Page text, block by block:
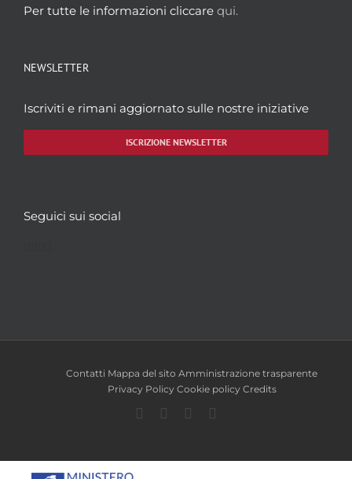
Per tutte le informazioni cliccare qui.
NEWSLETTER
Iscriviti e rimani aggiornato sulle nostre iniziative
ISCRIZIONE NEWSLETTER
Seguici sui social
Contatti Mappa del sito Amministrazione trasparente
Privacy Policy Cookie policy Credits
Facebook
TwitterYouTube